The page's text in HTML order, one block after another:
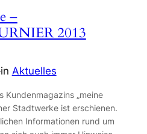
–
2013
in Aktuelles
Kundenmagazins „meine
Stadtwerke ist erschienen.
Informationen rund um